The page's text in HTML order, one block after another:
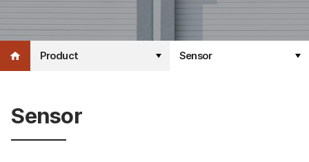
Product Sensor
Sensor